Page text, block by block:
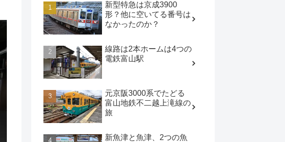
新型特急は京成3900
形？他に空いてる番号は
なかったのか？
線路は2本ホームは4つの
電鉄富山駅
元京阪3000系でたどる
富山地鉄不二越上滝線の
旅
新魚津と魚津、2つの魚